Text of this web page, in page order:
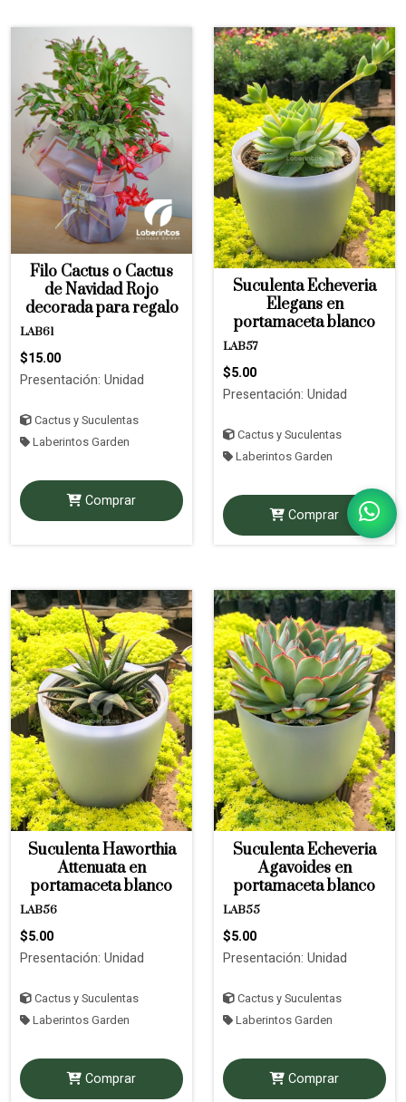
Filo Cactus o Cactus
de Navidad Rojo
decorada para regalo
LAB61
$15.00
Presentación: Unidad
Cactus y Suculentas
Laberintos Garden
Comprar
Suculenta Echeveria
Elegans en
portamaceta blanco
LAB57
$5.00
Presentación: Unidad
Cactus y Suculentas
Laberintos Garden
Comprar
Suculenta Haworthia
Attenuata en
portamaceta blanco
LAB56
$5.00
Presentación: Unidad
Cactus y Suculentas
Laberintos Garden
Comprar
Suculenta Echeveria
Agavoides en
portamaceta blanco
LAB55
$5.00
Presentación: Unidad
Cactus y Suculentas
Laberintos Garden
Comprar